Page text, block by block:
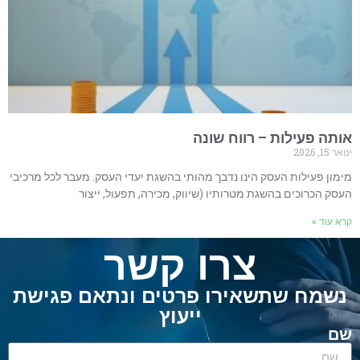
– רווח שונה
העסק הינו נדבך מהותי בהשגת יעדי העסק. מעבר לכל מרכיבי
בהשגת מטרותיו (שיווק, מכירה, תפעול, ייצור
צרו קשר
שתשאירו פרטים ונתאם פגישת
ייעוץ